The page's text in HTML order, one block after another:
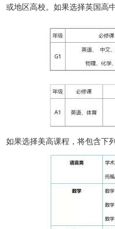
或地区高校。如果选择英国高
如果选择美高课程，将包含下